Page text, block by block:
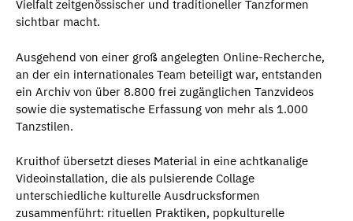
Vielfalt zeitgenössischer und traditioneller Tanzformen
sichtbar macht.
Ausgehend von einer groß angelegten Online-Recherche,
an der ein internationales Team beteiligt war, entstanden
ein Archiv von über 8.800 frei zugänglichen Tanzvideos
sowie die systematische Erfassung von mehr als 1.000
Tanzstilen.
Kruithof übersetzt dieses Material in eine achtkanalige
Videoinstallation, die als pulsierende Collage
unterschiedliche kulturelle Ausdrucksformen
zusammenführt: rituellen Praktiken, popkulturelle